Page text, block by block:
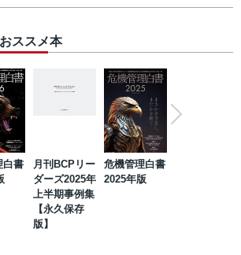
ススメ本
白書
月刊BCPリー
ダーズ2025年
上半期事例集
【永久保存
版】
危機管理白書
2025年版